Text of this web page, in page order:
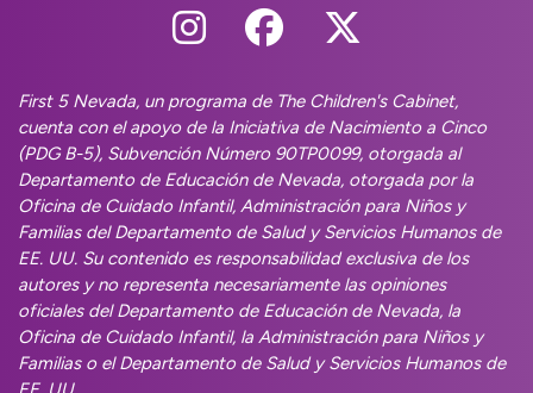
Follow Us On
Follow Us On
Follow Us
First 5 Nevada, un programa de The Children's Cabinet,
cuenta con el apoyo de la Iniciativa de Nacimiento a Cinco
(PDG B-5), Subvención Número 90TP0099, otorgada al
Departamento de Educación de Nevada, otorgada por la
Oficina de Cuidado Infantil, Administración para Niños y
Familias del Departamento de Salud y Servicios Humanos de
EE. UU. Su contenido es responsabilidad exclusiva de los
autores y no representa necesariamente las opiniones
oficiales del Departamento de Educación de Nevada, la
Oficina de Cuidado Infantil, la Administración para Niños y
Familias o el Departamento de Salud y Servicios Humanos de